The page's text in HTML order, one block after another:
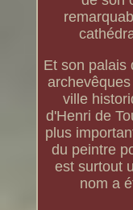
Et son palais
ville
d'Henri de
plus
du peintre
est surtout
nom a